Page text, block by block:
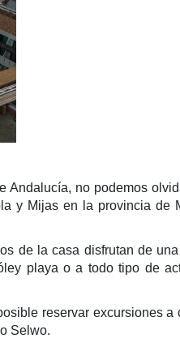
Andalucía, no podemos
y Mijas en la provincia de
de la casa disfrutan de
playa o a todo tipo de
reservar excursiones a
Selwo.